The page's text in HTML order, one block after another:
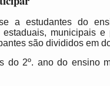
a estudantes do
estaduais, municipais e
são divididos em
do 2º. ano do ensino